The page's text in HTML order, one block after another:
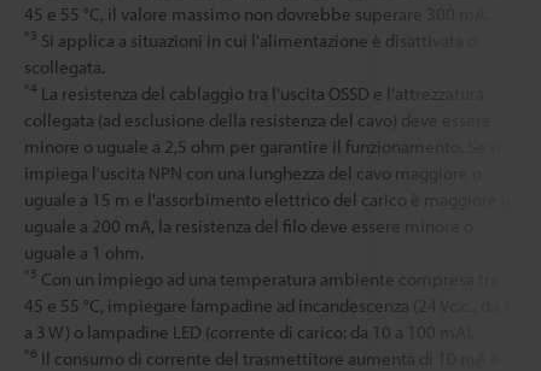
45 e 55 °C, il valore massimo non dovrebbe superare 300 mA.
*3 Si applica a situazioni in cui l'alimentazione è disattivata o
scollegata.
*4 La resistenza del cablaggio tra l'uscita OSSD e l'attrezzatura
collegata (ad esclusione della resistenza del cavo) deve essere
minore o uguale a 2,5 ohm per garantire il funzionamento. Se si
impiega l'uscita NPN con una lunghezza del cavo maggiore o
uguale a 15 m e l'assorbimento elettrico del carico è maggiore o
uguale a 200 mA, la resistenza del filo deve essere minore o
uguale a 1 ohm.
*5 Con un impiego ad una temperatura ambiente compresa tra
45 e 55 °C, impiegare lampadine ad incandescenza (24 Vc.c., da 1
a 3 W) o lampadine LED (corrente di carico: da 10 a 100 mA).
*6 Il consumo di corrente del trasmettitore aumenta di 10 mA e